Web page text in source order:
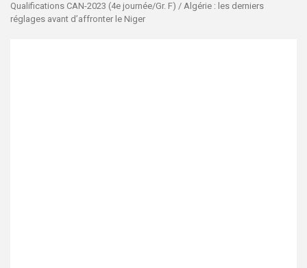
Qualifications CAN-2023 (4e journée/Gr. F) / Algérie : les derniers
réglages avant d’affronter le Niger